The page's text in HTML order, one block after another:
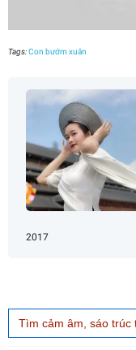
Tags:Con bướm xuân
2017
Search
for: